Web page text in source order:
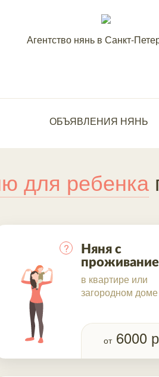
Агентство нянь в Санкт-
ОБЪЯВЛЕНИЯ НЯНЬ
для ребенка
Няня с
в квартире или
загородном доме
?
от 6000